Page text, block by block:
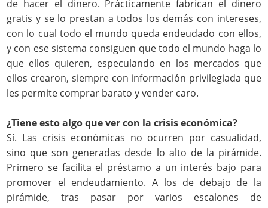
de hacer el dinero. Prácticamente fabrican el dinero
gratis y se lo prestan a todos los demás con intereses,
con lo cual todo el mundo queda endeudado con ellos,
y con ese sistema consiguen que todo el mundo haga lo
que ellos quieren, especulando en los mercados que
ellos crearon, siempre con información privilegiada que
les permite comprar barato y vender caro.
¿Tiene esto algo que ver con la crisis económica?
Sí. Las crisis económicas no ocurren por casualidad,
sino que son generadas desde lo alto de la pirámide.
Primero se facilita el préstamo a un interés bajo para
promover el endeudamiento. A los de debajo de la
pirámide, tras pasar por varios escalones de